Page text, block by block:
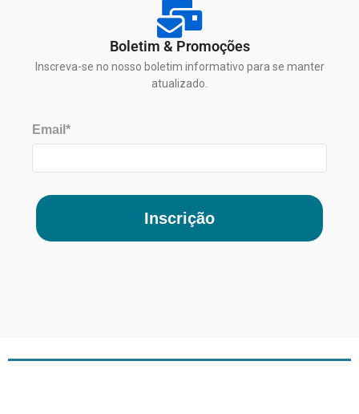
Boletim & Promoções
Inscreva-se no nosso boletim informativo para se manter
atualizado.
Email*
Inscrição